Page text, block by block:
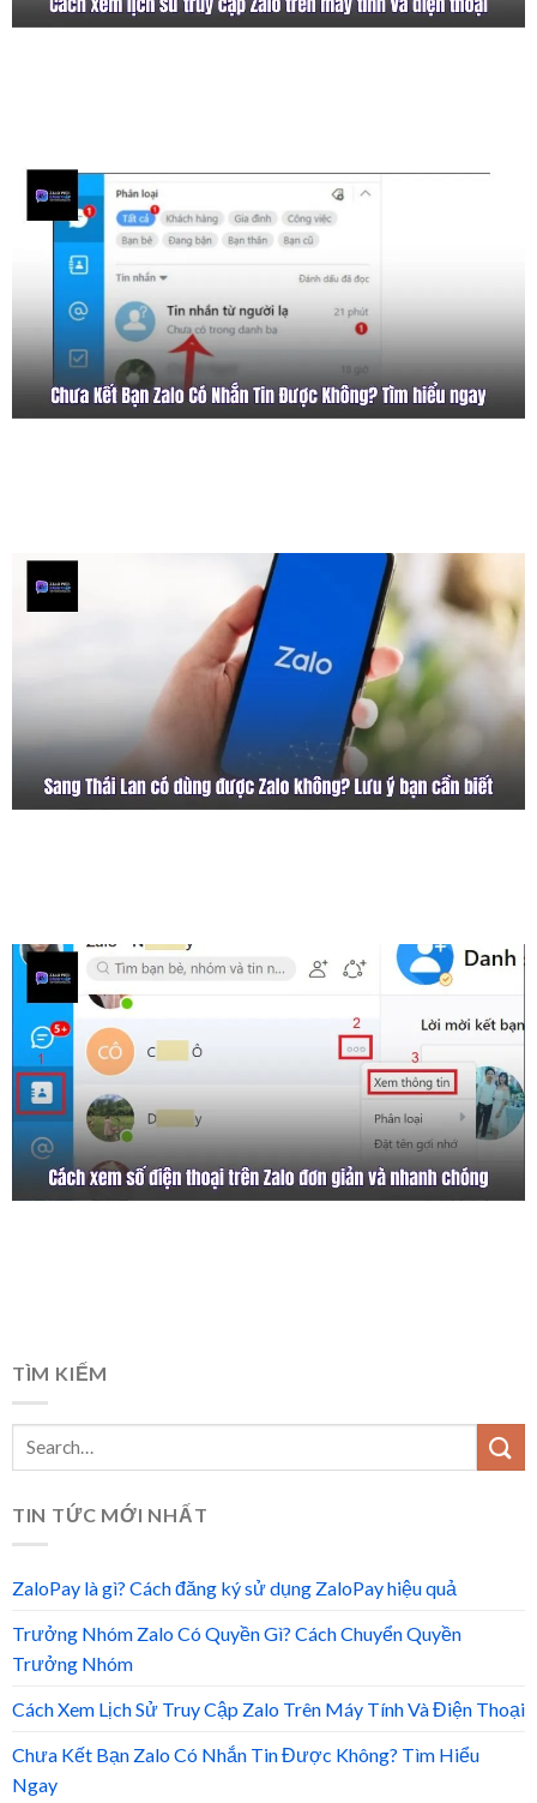
TÌM KIẾM
TIN TỨC MỚI NHẤT
ZaloPay là gì? Cách đăng ký sử dụng ZaloPay hiệu quả
Trưởng Nhóm Zalo Có Quyền Gì? Cách Chuyển Quyền
Trưởng Nhóm
Cách Xem Lịch Sử Truy Cập Zalo Trên Máy Tính Và Điện Thoại
Chưa Kết Bạn Zalo Có Nhắn Tin Được Không? Tìm Hiểu
Ngay